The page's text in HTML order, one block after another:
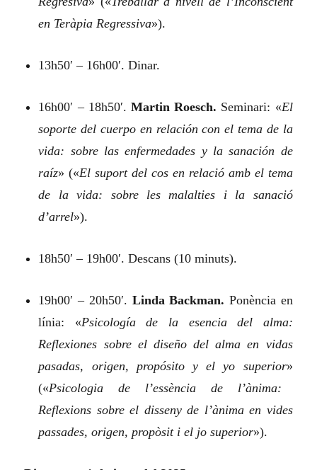
en Teràpia Regressiva»).
13h50′ – 16h00′. Dinar.
16h00′ – 18h50′. Martin Roesch. Seminari: «El
soporte del cuerpo en relación con el tema de la
vida: sobre las enfermedades y la sanación de
raíz» («El suport del cos en relació amb el tema
de la vida: sobre les malalties i la sanació
d’arrel»).
18h50′ – 19h00′. Descans (10 minuts).
19h00′ – 20h50′. Linda Backman. Ponència en
línia: «Psicología de la esencia del alma:
Reflexiones sobre el diseño del alma en vidas
pasadas, origen, propósito y el yo superior»
(«Psicologia de l’essència de l’ànima:
Reflexions sobre el disseny de l’ànima en vides
passades, origen, propòsit i el jo superior»).